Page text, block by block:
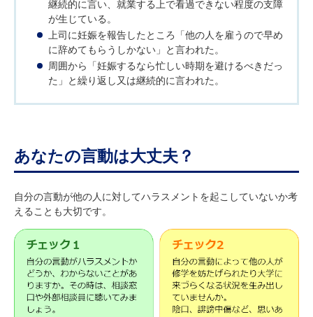
継続的に言い、就業する上で看過できない程度の支障
が生じている。
上司に妊娠を報告したところ「他の人を雇うので早め
に辞めてもらうしかない」と言われた。
周囲から「妊娠するなら忙しい時期を避けるべきだっ
た」と繰り返し又は継続的に言われた。
あなたの言動は大丈夫？
自分の言動が他の人に対してハラスメントを起こしていないか考
えることも大切です。